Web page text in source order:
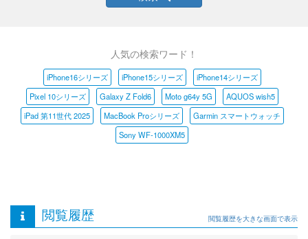
人気の検索ワード！
iPhone16シリーズ iPhone15シリーズ
iPhone14シリーズ
Pixel 10シリーズ
Galaxy Z Fold6 Moto g64y 5G
AQUOS wish5
iPad 第11世代 2025
MacBook Proシリーズ
Garmin スマートウォッチ
Sony WF-1000XM5
閲覧履歴 閲覧履歴を大きな画面で表示